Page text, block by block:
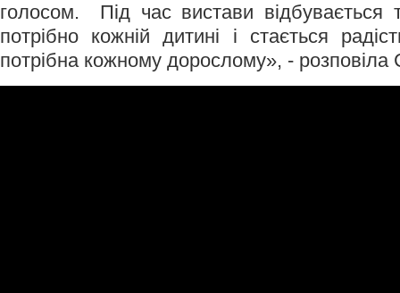
голосом. Під час вистави
потрібно кожній дитині і стається
потрібна кожному дорослому», -